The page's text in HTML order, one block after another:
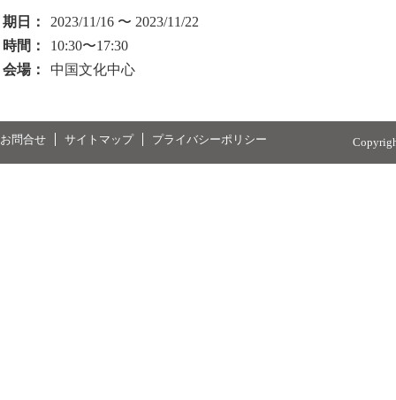
期日：
2023/11/16 〜 2023/11/22
時間：
10:30〜17:30
会場：
中国文化中心
お問合せ サイトマップ プライバシーポリシー